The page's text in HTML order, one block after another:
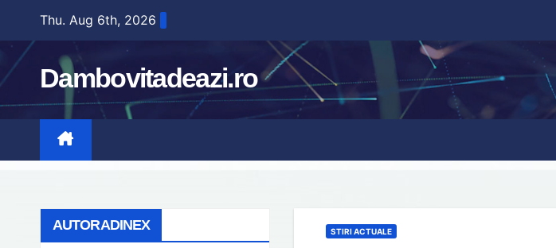
content
Thu. Aug 6th, 2026
Dambovitadeazi.ro
AUTORADINEX STIRI ACTUALE